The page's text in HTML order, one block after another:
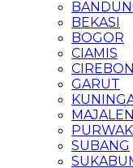
BEKASI
BOGOR
CIAMIS
CIREBON
GARUT
SUBANG